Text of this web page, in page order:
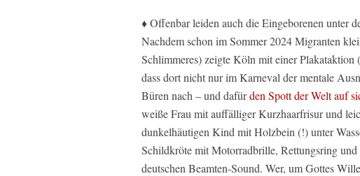
♦ Offenbar leiden auch die Eingeborenen unter
Nachdem schon im Sommer 2024 Migranten
Schlimmeres) zeigte Köln mit einer Plakataktion
dass dort nicht nur im Karneval der mentale
Büren nach – und dafürden Spott der Welt auf
weiße Frau mit auffälliger Kurzhaarfrisur und
dunkelhäutigen Kind mit Holzbein (!) unter
Schildkröte mit Motorradbrille, Rettungsring
deutschen Beamten-Sound. Wer, um Gottes